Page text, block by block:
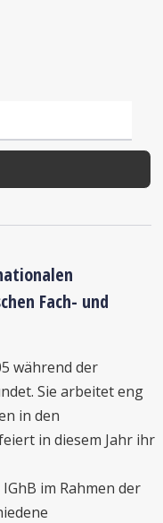
Fach- und
während der
Sie arbeitet eng
in den
in diesem Jahr ihr
im Rahmen der